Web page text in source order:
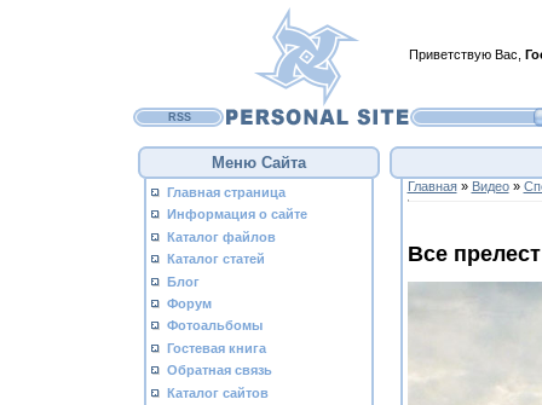
Приветствую Вас
RSS
Меню Сайта
Главная страница
Информация о сайте
Каталог файлов
Каталог статей
Блог
Форум
Фотоальбомы
Гостевая книга
Обратная связь
Каталог сайтов
Главная» Видео»
Все